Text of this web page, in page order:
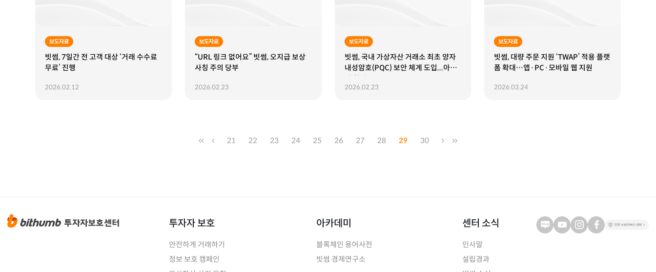
보도자료
빗썸, 7일간 전 고객 대상 ‘거래 수수료
무료’ 진행
2026.02.12
보도자료
“URL 링크 없어요” 빗썸, 오지급 보상
사칭 주의 당부
2026.02.23
보도자료
빗썸, 국내 가상자산 거래소 최초 양자
내성암호(PQC) 보안 체계 도입...아톤
과 협력
2026.02.23
보도자료
빗썸, 대량 주문 지원 ‘TWAP’ 적용 플랫
폼 확대…앱·PC·모바일 웹 지원
2026.03.24
21 22 23 24 25 26 27 28 29 30
투자자 보호
안전하게 거래하기
정보 보호 캠페인
아카데미
블록체인 용어사전
빗썸 경제연구소
센터 소식
인사말
설립경과